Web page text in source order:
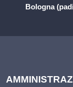
Bologna